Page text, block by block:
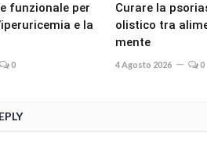
funzionale per
e la
0
Curare la
olistico tra
mente
4 Agosto 2026 0